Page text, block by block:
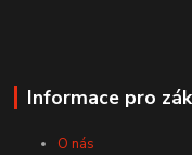
Informace pro
O nás